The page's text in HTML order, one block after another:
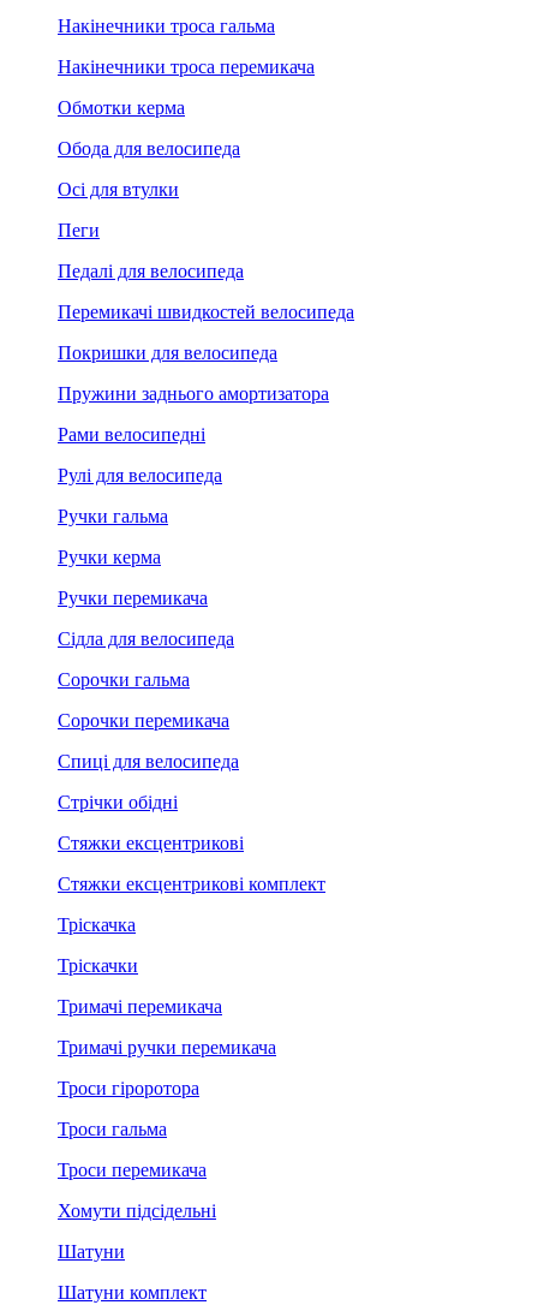
Накінечники троса гальма
Накінечники троса перемикача
Обмотки керма
Обода для велосипеда
Осі для втулки
Пеги
Педалі для велосипеда
Перемикачі швидкостей велосипеда
Покришки для велосипеда
Пружини заднього амортизатора
Рами велосипедні
Рулі для велосипеда
Ручки гальма
Ручки керма
Ручки перемикача
Сідла для велосипеда
Сорочки гальма
Сорочки перемикача
Спиці для велосипеда
Стрічки обідні
Стяжки ексцентрикові
Стяжки ексцентрикові комплект
Тріскачка
Тріскачки
Тримачі перемикача
Тримачі ручки перемикача
Троси гіроротора
Троси гальма
Троси перемикача
Хомути підсідельні
Шатуни
Шатуни комплект